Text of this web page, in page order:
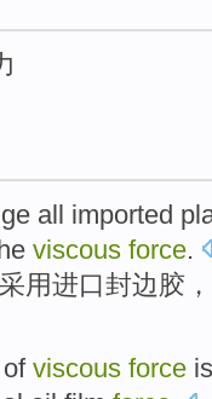
all imported
viscous force.
采用进口封边 胶 ，
viscous force